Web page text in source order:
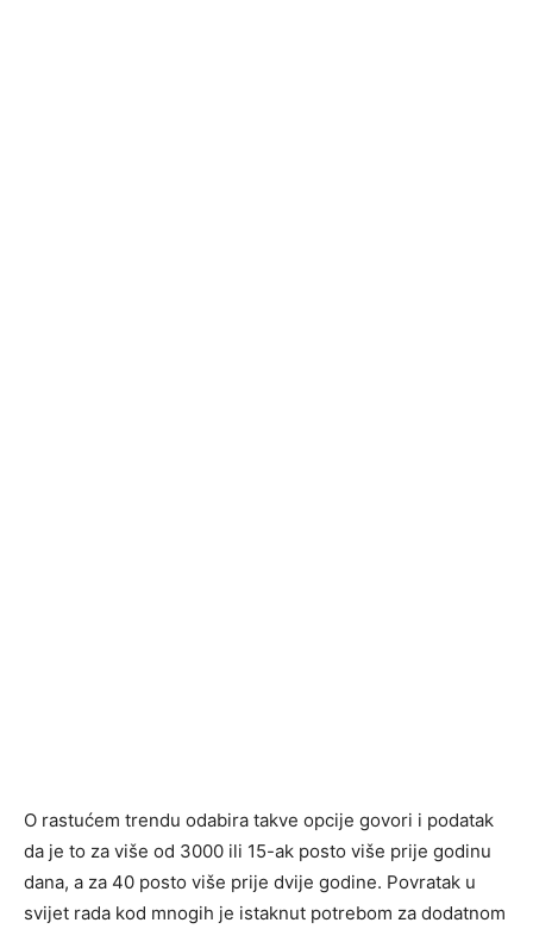
O rastućem trendu odabira takve opcije govori i podatak
da je to za više od 3000 ili 15-ak posto više prije godinu
dana, a za 40 posto više prije dvije godine. Povratak u
svijet rada kod mnogih je istaknut potrebom za dodatnom